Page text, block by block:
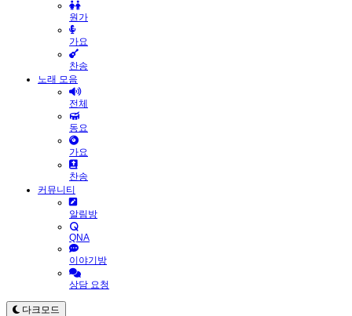
원가
가요
찬송
노래 모음
전체
동요
가요
찬송
커뮤니티
알림방
QNA
이야기방
상담 요청
다크모드